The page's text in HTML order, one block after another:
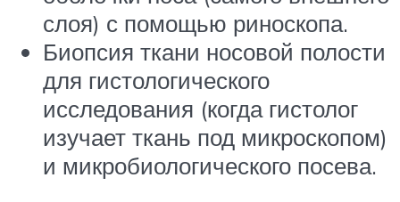
слоя) с помощью риноскопа.
Биопсия ткани носовой полости
для гистологического
исследования (когда гистолог
изучает ткань под микроскопом)
и микробиологического посева.